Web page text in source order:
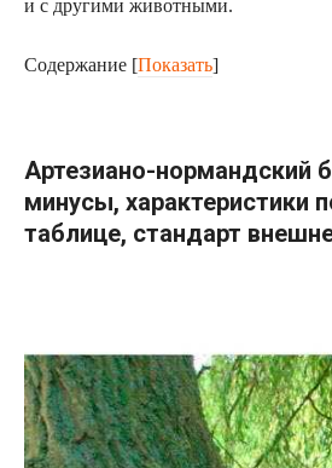
и с другими животными.
Содержание [Показать]
Артезиано-нормандский
минусы, характеристики
таблице, стандарт